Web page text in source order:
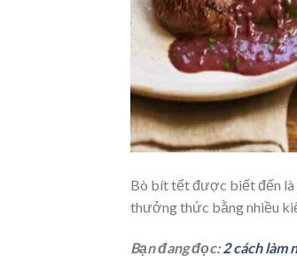
Bò bít tết được biết đến là
thưởng thức bằng nhiều
Bạn đang đọc:2 cách làm